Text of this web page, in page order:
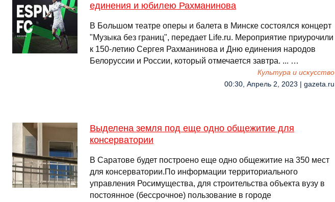
единения и юбилею Рахманинова
В Большом театре оперы и балета в Минске состоялся концерт
"Музыка без границ", передает Life.ru. Мероприятие приурочили
к 150-летию Сергея Рахманинова и Дню единения народов
Белоруссии и России, который отмечается завтра. ... …
Культура и искусство
00:30, Апрель 2, 2023 | gazeta.ru
Выделена земля под еще одно общежитие для
консерватории
В Саратове будет построено еще одно общежитие на 350 мест
для консерватории.По информации территориального
управления Росимущества, для строительства объекта вузу в
постоянное (бессрочное) пользование в городе